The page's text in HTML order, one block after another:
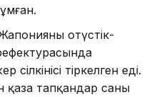
оңтүстік-
тіркелген еді.
қаза тапқандар саны